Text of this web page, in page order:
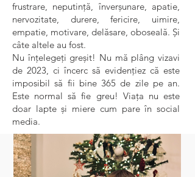
frustrare, neputință, înverșunare, apatie,
nervozitate, durere, fericire, uimire,
empatie, motivare, delăsare, oboseală. Și
câte altele au fost.
Nu înțelegeți greșit! Nu mă plâng vizavi
de 2023, ci încerc să evidențiez că este
imposibil să fii bine 365 de zile pe an.
Este normal să fie greu! Viața nu este
doar lapte şi miere cum pare în social
media.